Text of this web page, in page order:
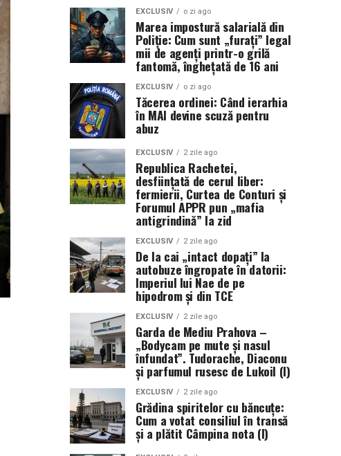
EXCLUSIV o zi ago
Marea impostură salarială din
Poliție: Cum sunt „furați” legal
mii de agenți printr-o grilă
fantomă, înghețată de 16 ani
EXCLUSIV o zi ago
Tăcerea ordinei: Când ierarhia
în MAI devine scuză pentru
abuz
EXCLUSIV 2 zile ago
Republica Rachetei,
desființată de cerul liber:
fermierii, Curtea de Conturi și
Forumul APPR pun „mafia
antigrindină” la zid
EXCLUSIV 2 zile ago
De la cai „intact dopați” la
autobuze îngropate în datorii:
Imperiul lui Nae de pe
hipodrom și din TCE
EXCLUSIV 2 zile ago
Garda de Mediu Prahova –
„Bodycam pe mute și nasul
înfundat”. Tudorache, Diaconu
și parfumul rusesc de Lukoil (I)
EXCLUSIV 2 zile ago
Grădina spiritelor cu băncuțe:
Cum a votat consiliul în transă
și a plătit Câmpina nota (I)